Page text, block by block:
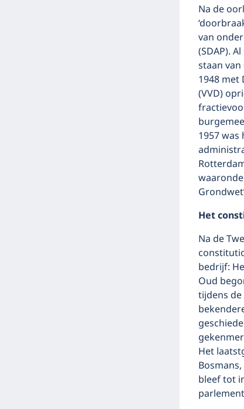
Na de
van
(SDAP).
staan
1948
(VVD)
1957
Het
Na de
bedrijf:
Oud
tijdens
Het
bleef tot